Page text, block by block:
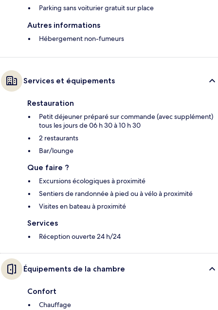
Parking sans voiturier gratuit sur place
Autres informations
Hébergement non-fumeurs
Services et équipements
Restauration
Petit déjeuner préparé sur commande (avec supplément)
tous les jours de 06 h 30 à 10 h 30
2 restaurants
Bar/lounge
Que faire ?
Excursions écologiques à proximité
Sentiers de randonnée à pied ou à vélo à proximité
Visites en bateau à proximité
Services
Réception ouverte 24 h/24
Équipements de la chambre
Confort
Chauffage